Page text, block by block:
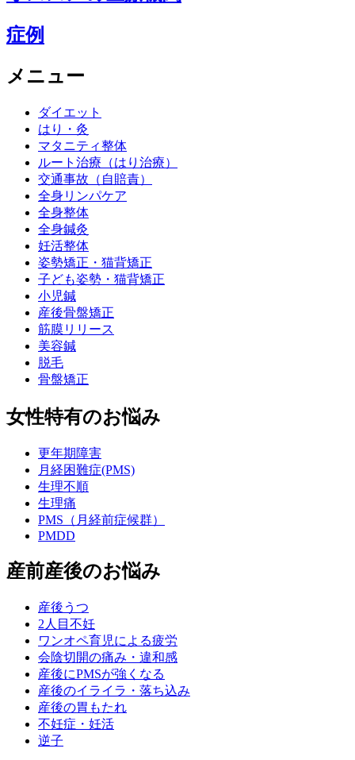
症例
メニュー
ダイエット
はり・灸
マタニティ整体
ルート治療（はり治療）
交通事故（自賠責）
全身リンパケア
全身整体
全身鍼灸
妊活整体
姿勢矯正・猫背矯正
子ども姿勢・猫背矯正
小児鍼
産後骨盤矯正
筋膜リリース
美容鍼
脱毛
骨盤矯正
女性特有のお悩み
更年期障害
月経困難症(PMS)
生理不順
生理痛
PMS（月経前症候群）
PMDD
産前産後のお悩み
産後うつ
2人目不妊
ワンオペ育児による疲労
会陰切開の痛み・違和感
産後にPMSが強くなる
産後のイライラ・落ち込み
産後の胃もたれ
不妊症・妊活
逆子